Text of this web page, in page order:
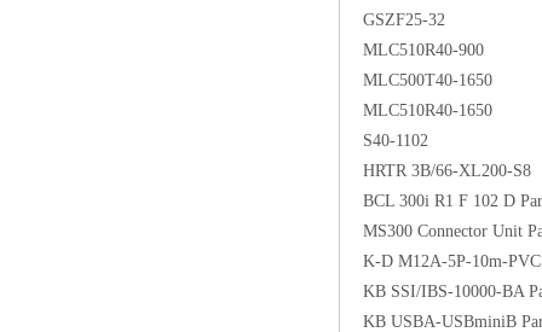
GSZF25-32
MLC510R40-900
MLC500T40-1650
MLC510R40-1650
S40-1102
HRTR 3B/66-XL200-S8
BCL 300i R1 F 102 D
MS300 Connector Unit
K-D M12A-5P-10m-
KB SSI/IBS-10000-BA
KB USBA-USBminiB